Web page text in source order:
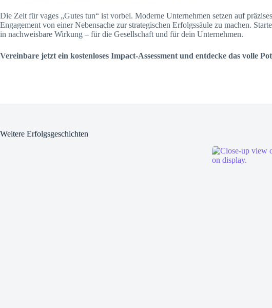
Die Zeit für vages „Gutes tun“ ist vorbei. Moderne Unternehmen setzen auf
Engagement von einer Nebensache zur strategischen Erfolgssäule zu machen.
in nachweisbare Wirkung – für die Gesellschaft und für dein Unternehmen.
Vereinbare jetzt ein kostenloses Impact-Assessment und entdecke das volle
Weitere Erfolgsgeschichten